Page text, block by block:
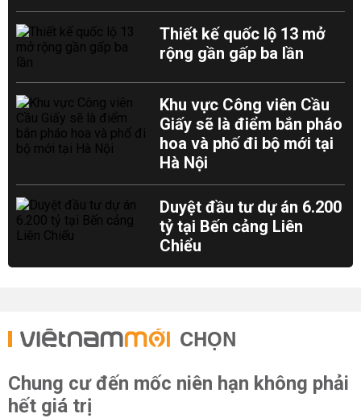
Thiết kế quốc lộ 13 mở
rộng gần gấp ba lần
Khu vực Công viên Cầu
Giấy sẽ là điểm bắn pháo
hoa và phố đi bộ mới tại
Hà Nội
Duyệt đầu tư dự án 6.200
tỷ tại Bến cảng Liên
Chiểu
CHỌN
Chung cư đến mốc niên hạn không phải
hết giá trị